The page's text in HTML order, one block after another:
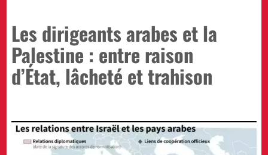
Les dirigeants arabes et la
Palestine : entre raison
d’État, lâcheté et trahison